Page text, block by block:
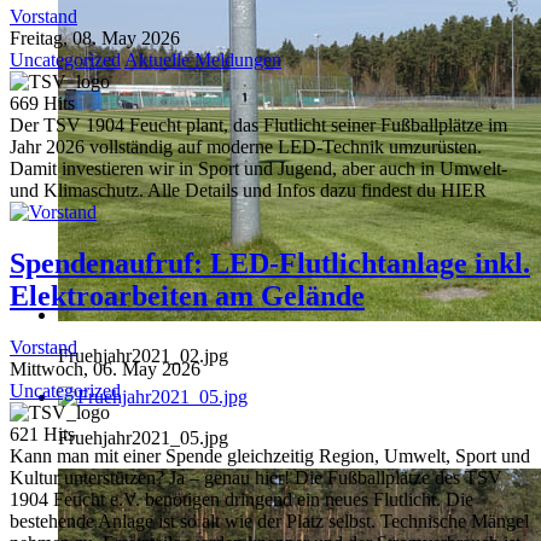
Fruehjahr2021_02.jpg
Fruehjahr2021_05.jpg
Vorstand
Freitag, 08. May 2026
UncategorizedAktuelle Meldungen
669 Hits
Der TSV 1904 Feucht plant, das Flutlicht seiner Fußballplätze im
Jahr 2026 vollständig auf moderne LED-Technik umzurüsten.
Damit investieren wir in Sport und Jugend, aber auch in Umwelt-
und Klimaschutz. Alle Details und Infos dazu findest du HIER
Spendenaufruf: LED-Flutlichtanlage inkl.
Elektroarbeiten am Gelände
Vorstand
Mittwoch, 06. May 2026
Uncategorized
621 Hits
Kann man mit einer Spende gleichzeitig Region, Umwelt, Sport und
Kultur unterstützen? Ja – genau hier! Die Fußballplätze des TSV
1904 Feucht e.V. benötigen dringend ein neues Flutlicht. Die
bestehende Anlage ist so alt wie der Platz selbst. Technische Mängel